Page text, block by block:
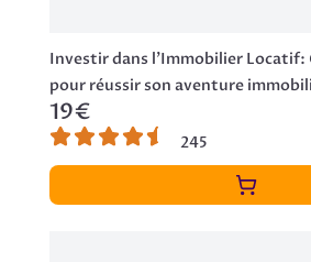
Investir dans l'Immobilier Locatif:
pour réussir son aventure
19€
245